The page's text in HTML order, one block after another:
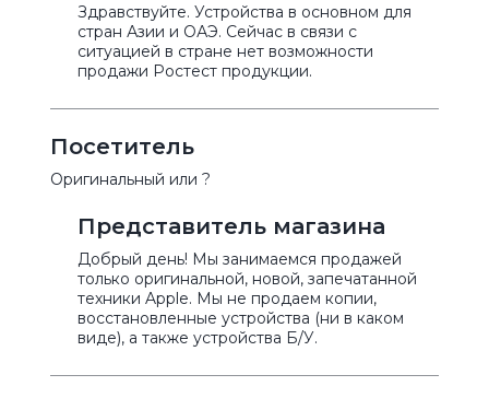
Здравствуйте. Устройства в основном для
стран Азии и ОАЭ. Сейчас в связи с
ситуацией в стране нет возможности
продажи Ростест продукции.
Посетитель
Оригинальный или ?
Представитель магазина
Добрый день! Мы занимаемся продажей
только оригинальной, новой, запечатанной
техники Apple. Мы не продаем копии,
восстановленные устройства (ни в каком
виде), а также устройства Б/У.